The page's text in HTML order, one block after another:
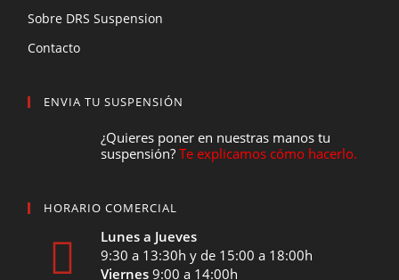
Sobre DRS Suspension
Contacto
ENVIA TU SUSPENSIÓN
¿Quieres poner en nuestras manos tu
suspensión?Te explicamos cómo hacerlo.
HORARIO COMERCIAL
Lunes a Jueves
9:30 a 13:30h y de 15:00 a 18:00h
Viernes9:00 a 14:00h